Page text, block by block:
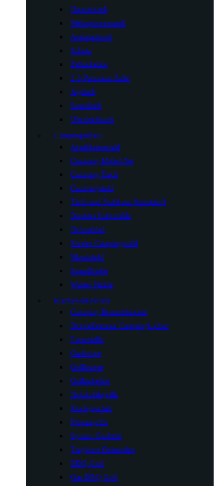
Haustierzelt
Mehrpersonenzelt
Autodachzelt
Schutz
Zeltzubehör
2-3-Personen-Zelte
Jagdzelt
Strandzelt
Ultraleichtzelt
Campingmöbel
Armlehnenstuhl
Camping-Möbel-Set
Camping-Tisch
Campingstuhl
Tisch und Stuhl aus Kunststoff
Direktor Lehrstühle
Holzmöbel
Kinder-Campingstuhl
Mondstuhl
Strandkörbe
Winter-Stühle
Kochen im Freien
Camping-Brennerkocher
Doppelbrenner Campingkocher
Feuerstelle
Gaslampe
Grillbürste
Grillzubehör
Holzkohlegrills
Kochgeschirr
Propangrills
System-Gasherd
Tragbarer Butanofen
BBQ-Grill
Gas BBQ Grill